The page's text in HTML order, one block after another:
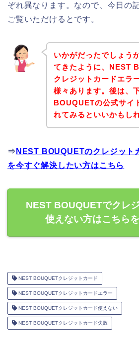
ぞれ異なります。なので、今日の
ご覧いただけるとです。
いかがだったでしょう
てきたように、NEST
クレジットカードエラ
様々あります。後は、
BOUQUETの公式サイ
れてみるといいかもし
⇒ NEST BOUQUETのクレジット
を今すぐ解決したい方はこちら
NEST BOUQUETでクレ
使えない方はこちら
NEST BOUQUETクレジットカード
NEST BOUQUETクレジットカードエラー
NEST BOUQUETクレジットカード使えない
NEST BOUQUETクレジットカード失敗